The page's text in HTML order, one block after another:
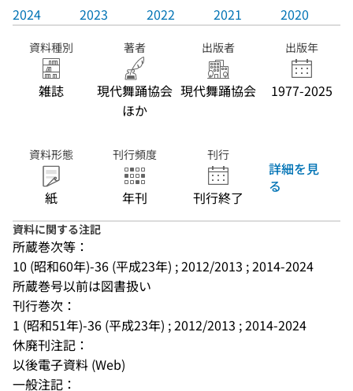
2024 2023 2022 2021 2020
資料種別
雑誌
著者
現代舞踊協会
ほか
出版者
現代舞踊協会
出版年
1977-2025
資料形態
紙
刊行頻度
年刊
刊行
刊行終了
詳細を見
る
資料に関する注記
所蔵巻次等：
10 (昭和60年)-36 (平成23年) ; 2012/2013 ; 2014-2024
所蔵巻号以前は図書扱い
刊行巻次：
1 (昭和51年)-36 (平成23年) ; 2012/2013 ; 2014-2024
休廃刊注記：
以後電子資料 (Web)
一般注記：